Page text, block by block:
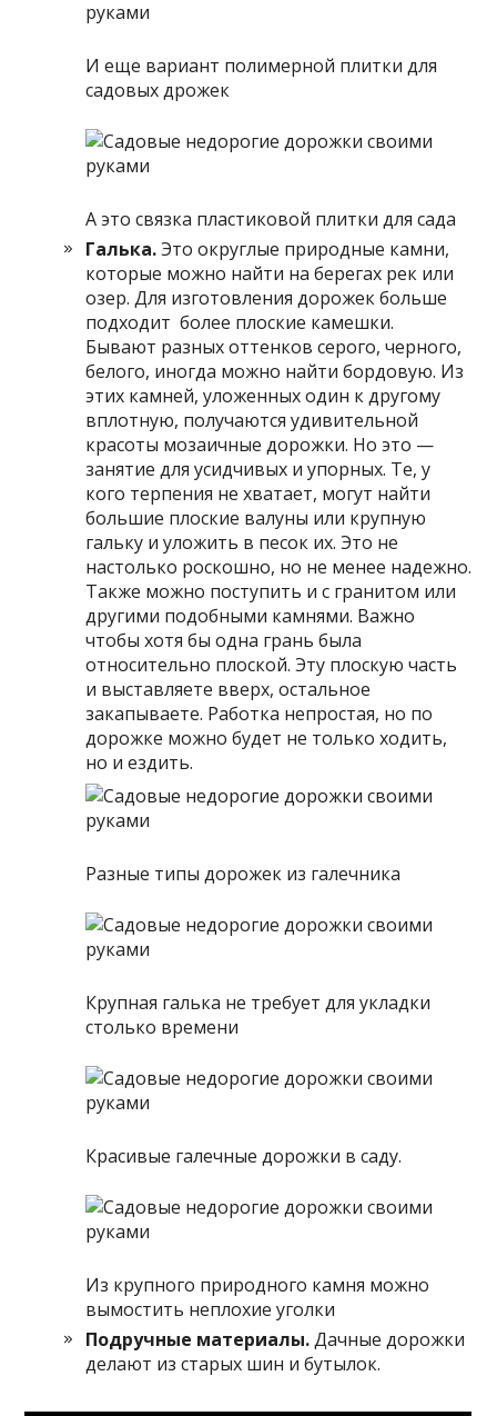
И еще вариант полимерной плитки для
садовых дрожек
А это связка пластиковой плитки для сада
Галька.Это округлые природные камни,
которые можно найти на берегах рек или
озер. Для изготовления дорожек больше
подходит более плоские камешки.
Бывают разных оттенков серого, черного,
белого, иногда можно найти бордовую. Из
этих камней, уложенных один к другому
вплотную, получаются удивительной
красоты мозаичные дорожки. Но это —
занятие для усидчивых и упорных. Те, у
кого терпения не хватает, могут найти
большие плоские валуны или крупную
гальку и уложить в песок их. Это не
настолько роскошно, но не менее надежно.
Также можно поступить и с гранитом или
другими подобными камнями. Важно
чтобы хотя бы одна грань была
относительно плоской. Эту плоскую часть
и выставляете вверх, остальное
закапываете. Работка непростая, но по
дорожке можно будет не только ходить,
но и ездить.
Разные типы дорожек из галечника
Крупная галька не требует для укладки
столько времени
Красивые галечные дорожки в саду.
Из крупного природного камня можно
вымостить неплохие уголки
Подручные материалы.Дачные дорожки
делают из старых шин и бутылок.